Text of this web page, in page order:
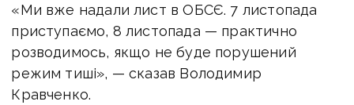
«Ми вже надали лист в ОБСЄ. 7 листопада
приступаємо, 8 листопада — практично
розводимось, якщо не буде порушений
режим тиші», — сказав Володимир
Кравченко.